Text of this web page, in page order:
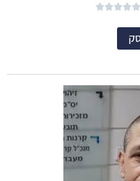




